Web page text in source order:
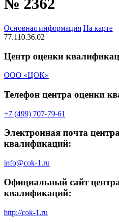
№ 2362
Основная информация На карте
77.110.36.02
Центр оценки
ООО «ЦОК»
Телефон центра оценки
+7 (499) 707-79-61
Электронная почта
квалификаций:
info@cok-1.ru
Официальный сайт
квалификаций:
http://cok-1.ru